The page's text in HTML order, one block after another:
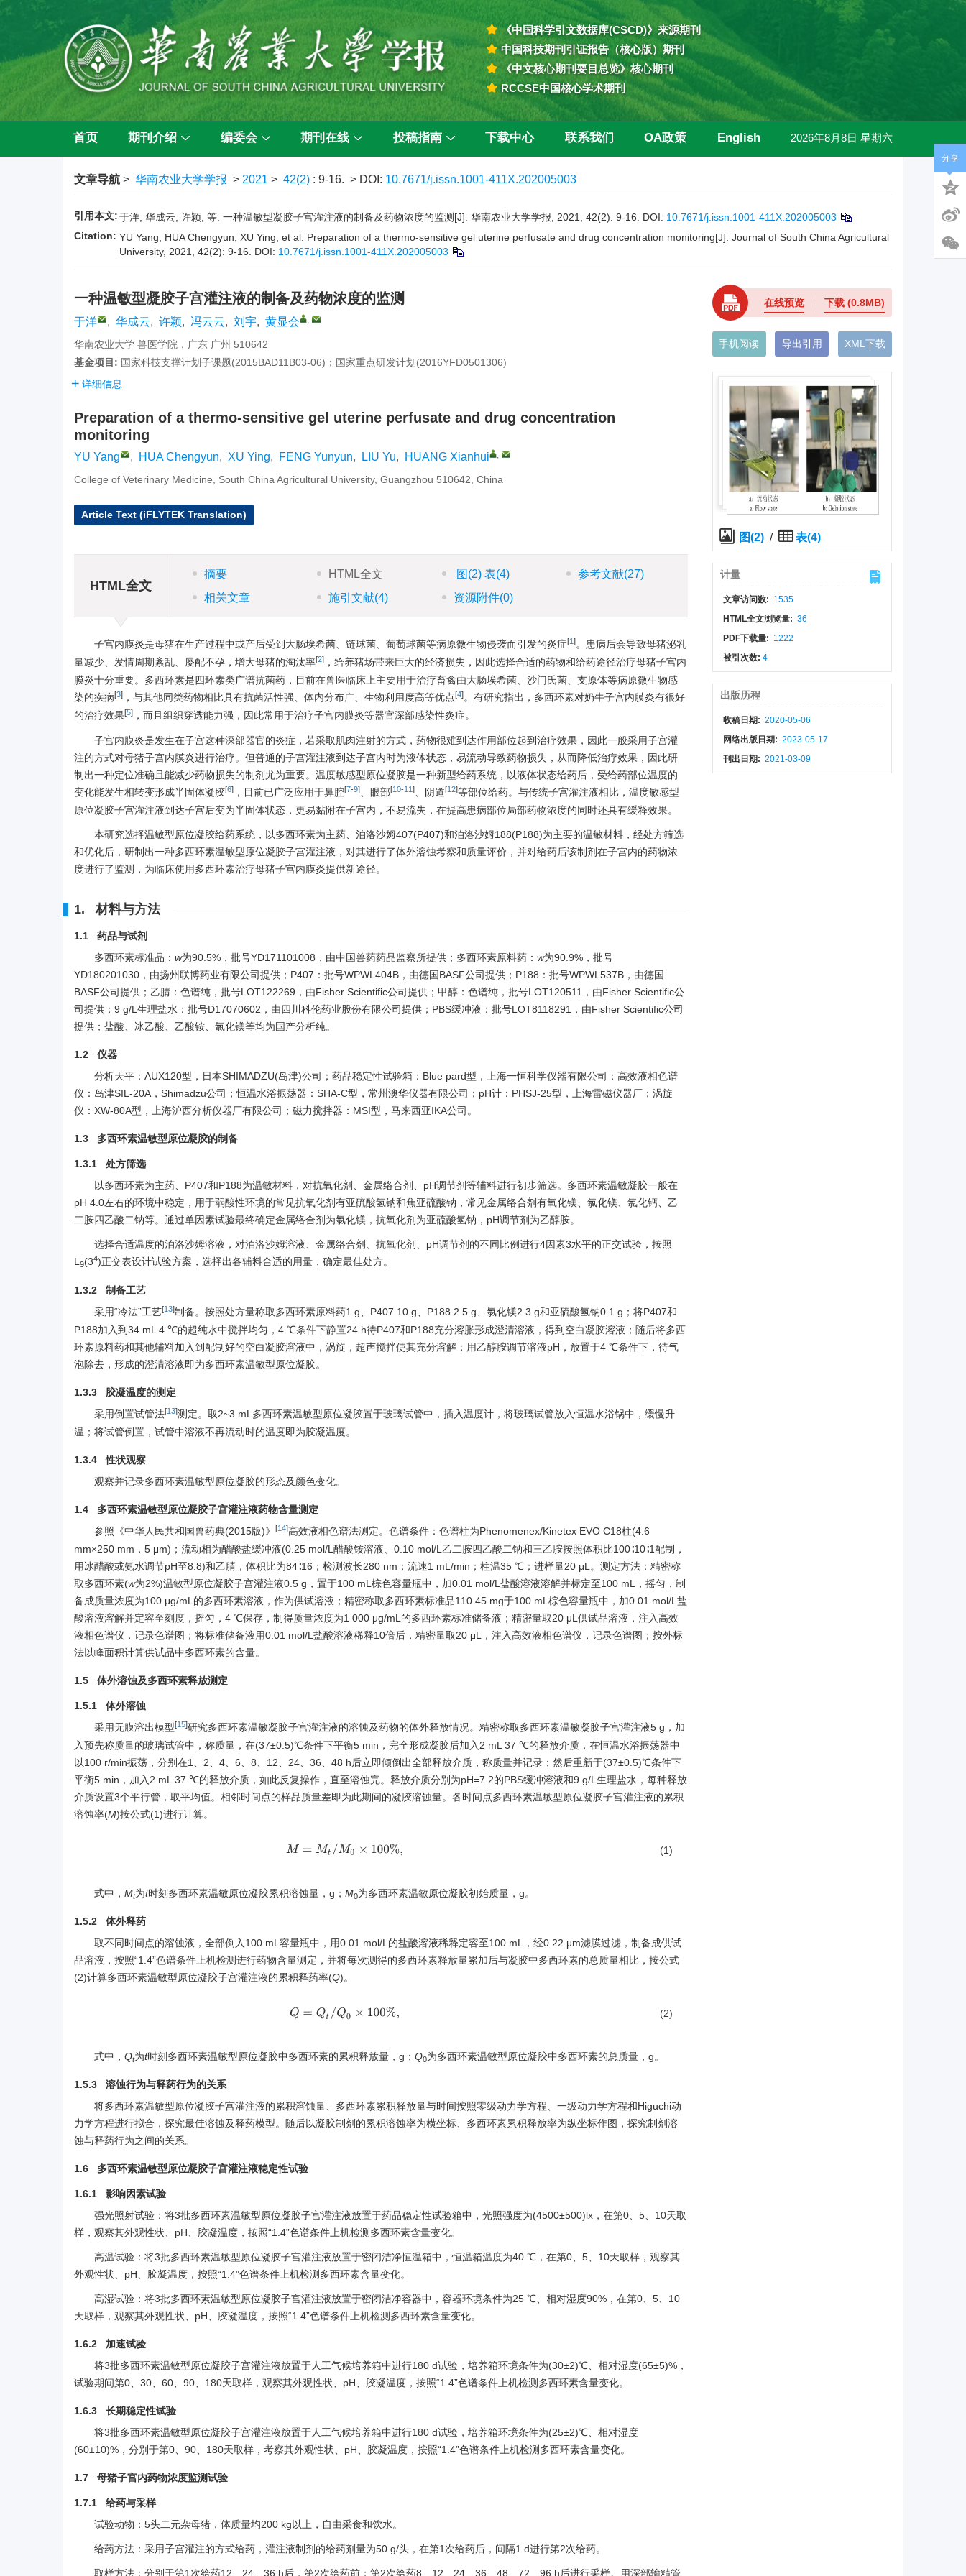
《中国科学引文数据库(CSCD)》来源期刊
中国科技期刊引证报告（核心版）期刊
《中文核心期刊要目总览》核心期刊
RCCSE中国核心学术期刊
首页 期刊介绍 编委会 期刊在线 投稿指南 下载中心 联系我们 OA政策 English 2026年8月8日 星期六
文章导航 > 华南农业大学学报 > 2021 > 42(2) : 9-16. > DOI: 10.7671/j.issn.1001-411X.202005003
引用本文:于洋, 华成云, 许颖, 等. 一种温敏型凝胶子宫灌注液的制备及药物浓度的监测[J]. 华南农业大学学报, 2021, 42(2): 9-16. DOI: 10.7671/j.issn.1001-411X.202005003
Citation: YU Yang, HUA Chengyun, XU Ying, et al. Preparation of a thermo-sensitive gel uterine perfusate and drug concentration monitoring[J]. Journal of South China Agricultural
University, 2021, 42(2): 9-16.
DOI: 10.7671/j.issn.1001-411X.202005003
一种温敏型凝胶子宫灌注液的制备及药物浓度的监测
于洋 , 华成云, 许颖, 冯云云, 刘宇, 黄显会 ,
华南农业大学 兽医学院，广东 广州 510642
基金项目: 国家科技支撑计划子课题(2015BAD11B03-06)；国家重点研发计划(2016YFD0501306)
详细信息
Preparation of a thermo-sensitive gel uterine perfusate and drug concentration
monitoring
YU Yang , HUA Chengyun, XU Ying, FENG Yunyun, LIU Yu, HUANG Xianhui ,
College of Veterinary Medicine, South China Agricultural University, Guangzhou 510642, China
Article Text (iFLYTEK Translation)
HTML全文
摘要 HTML全文 图 (2)表(4) 参考文献(27)
相关文章
施引文献(4) 资源附件(0)
子宫内膜炎是母猪在生产过程中或产后受到大肠埃希菌、链球菌、葡萄球菌等病原微生物侵袭而引发的炎症[1]。患病后会导致母猪泌乳
量减少、发情周期紊乱、屡配不孕，增大母猪的淘汰率[2] ，给养猪场带来巨大的经济损失，因此选择合适的药物和给药途径治疗母猪子宫内
膜炎十分重要。多西环素是四环素类广谱抗菌药，目前在兽医临床上主要用于治疗畜禽由大肠埃希菌、沙门氏菌、支原体等病原微生物感
染的疾病[3] ，与其他同类药物相比具有抗菌活性强、体内分布广、生物利用度高等优点[4]。有研究指出，多西环素对奶牛子宫内膜炎有很好
的治疗效果[5] ，而且组织穿透能力强，因此常用于治疗子宫内膜炎等器官深部感染性炎症。
子宫内膜炎是发生在子宫这种深部器官的炎症，若采取肌肉注射的方式，药物很难到达作用部位起到治疗效果，因此一般采用子宫灌
注的方式对母猪子宫内膜炎进行治疗。但普通的子宫灌注液到达子宫内时为液体状态，易流动导致药物损失，从而降低治疗效果，因此研
制出一种定位准确且能减少药物损失的制剂尤为重要。温度敏感型原位凝胶是一种新型给药系统，以液体状态给药后，受给药部位温度的
变化能发生相转变形成半固体凝胶[6] ，目前已广泛应用于鼻腔[7-9] 、眼部[10-11] 、阴道[12]等部位给药。与传统子宫灌注液相比，温度敏感型
原位凝胶子宫灌注液到达子宫后变为半固体状态，更易黏附在子宫内，不易流失，在提高患病部位局部药物浓度的同时还具有缓释效果。
本研究选择温敏型原位凝胶给药系统，以多西环素为主药、泊洛沙姆407(P407)和泊洛沙姆188(P188)为主要的温敏材料，经处方筛选
和优化后，研制出一种多西环素温敏型原位凝胶子宫灌注液，对其进行了体外溶蚀考察和质量评价，并对给药后该制剂在子宫内的药物浓
度进行了监测，为临床使用多西环素治疗母猪子宫内膜炎提供新途径。
1. 材料与方法
1.1 药品与试剂
多西环素标准品： w为90.5%，批号YD171101008，由中国兽药药品监察所提供；多西环素原料药： w为90.9%，批号
YD180201030，由扬州联博药业有限公司提供；P407：批号WPWL404B，由德国BASF公司提供；P188：批号WPWL537B，由德国
BASF公司提供；乙腈：色谱纯，批号LOT122269，由Fisher Scientific公司提供；甲醇：色谱纯，批号LOT120511，由Fisher Scientific公
司提供；9 g/L生理盐水：批号D17070602，由四川科伦药业股份有限公司提供；PBS缓冲液：批号LOT8118291，由Fisher Scientific公司
提供；盐酸、冰乙酸、乙酸铵、氯化镁等均为国产分析纯。
1.2 仪器
分析天平：AUX120型，日本SHIMADZU(岛津)公司；药品稳定性试验箱：Blue pard型，上海一恒科学仪器有限公司；高效液相色谱
仪：岛津SIL-20A，Shimadzu公司；恒温水浴振荡器：SHA-C型，常州澳华仪器有限公司；pH计：PHSJ-25型，上海雷磁仪器厂；涡旋
仪：XW-80A型，上海沪西分析仪器厂有限公司；磁力搅拌器：MSI型，马来西亚IKA公司。
1.3 多西环素温敏型原位凝胶的制备
1.3.1 处方筛选
以多西环素为主药、P407和P188为温敏材料，对抗氧化剂、金属络合剂、pH调节剂等辅料进行初步筛选。多西环素温敏凝胶一般在
pH 4.0左右的环境中稳定，用于弱酸性环境的常见抗氧化剂有亚硫酸氢钠和焦亚硫酸钠，常见金属络合剂有氧化镁、氯化镁、氯化钙、乙
二胺四乙酸二钠等。通过单因素试验最终确定金属络合剂为氯化镁，抗氧化剂为亚硫酸氢钠，pH调节剂为乙醇胺。
选择合适温度的泊洛沙姆溶液，对泊洛沙姆溶液、金属络合剂、抗氧化剂、pH调节剂的不同比例进行4因素3水平的正交试验，按照
L 9(34)正交表设计试验方案，选择出各辅料合适的用量，确定最佳处方。
1.3.2 制备工艺
采用“冷法”工艺[13]制备。按照处方量称取多西环素原料药1 g、P407 10 g、P188 2.5 g、氯化镁2.3 g和亚硫酸氢钠0.1 g；将P407和
P188加入到34 mL 4 ℃的超纯水中搅拌均匀，4 ℃条件下静置24 h待P407和P188充分溶胀形成澄清溶液，得到空白凝胶溶液；随后将多西
环素原料药和其他辅料加入到配制好的空白凝胶溶液中，涡旋，超声搅拌使其充分溶解；用乙醇胺调节溶液pH，放置于4 ℃条件下，待气
泡除去，形成的澄清溶液即为多西环素温敏型原位凝胶。
1.3.3 胶凝温度的测定
采用倒置试管法[13]测定。取2~3 mL多西环素温敏型原位凝胶置于玻璃试管中，插入温度计，将玻璃试管放入恒温水浴锅中，缓慢升
温；将试管倒置，试管中溶液不再流动时的温度即为胶凝温度。
1.3.4 性状观察
观察并记录多西环素温敏型原位凝胶的形态及颜色变化。
1.4 多西环素温敏型原位凝胶子宫灌注液药物含量测定
参照《中华人民共和国兽药典(2015版)》
[14]高效液相色谱法测定。色谱条件：色谱柱为Phenomenex/Kinetex EVO C18柱(4.6
mm×250 mm，5 μm)；流动相为醋酸盐缓冲液(0.25 mol/L醋酸铵溶液、0.10 mol/L乙二胺四乙酸二钠和三乙胺按照体积比100∶10∶1配制，
用冰醋酸或氨水调节pH至8.8)和乙腈，体积比为84∶16；检测波长280 nm；流速1 mL/min；柱温35 ℃；进样量20 μL。测定方法：精密称
取多西环素(w为2%)温敏型原位凝胶子宫灌注液0.5 g，置于100 mL棕色容量瓶中，加0.01 mol/L盐酸溶液溶解并标定至100 mL，摇匀，制
备成质量浓度为100 μg/mL的多西环素溶液，作为供试溶液；精密称取多西环素标准品110.45 mg于100 mL棕色容量瓶中，加0.01 mol/L盐
酸溶液溶解并定容至刻度，摇匀，4 ℃保存，制得质量浓度为1 000 μg/mL的多西环素标准储备液；精密量取20 μL供试品溶液，注入高效
液相色谱仪，记录色谱图；将标准储备液用0.01 mol/L盐酸溶液稀释10倍后，精密量取20 μL，注入高效液相色谱仪，记录色谱图；按外标
法以峰面积计算供试品中多西环素的含量。
1.5 体外溶蚀及多西环素释放测定
1.5.1 体外溶蚀
采用无膜溶出模型[15]研究多西环素温敏凝胶子宫灌注液的溶蚀及药物的体外释放情况。精密称取多西环素温敏凝胶子宫灌注液5 g，加
入预先称质量的玻璃试管中，称质量，在(37±0.5)℃条件下平衡5 min，完全形成凝胶后加入2 mL 37 ℃的释放介质，在恒温水浴振荡器中
以100 r/min振荡，分别在1、2、4、6、8、12、24、36、48 h后立即倾倒出全部释放介质，称质量并记录；然后重新于(37±0.5)℃条件下
平衡5 min，加入2 mL 37 ℃的释放介质，如此反复操作，直至溶蚀完。释放介质分别为pH=7.2的PBS缓冲溶液和9 g/L生理盐水，每种释放
介质设置3个平行管，取平均值。相邻时间点的样品质量差即为此期间的凝胶溶蚀量。各时间点多西环素温敏型原位凝胶子宫灌注液的累积
溶蚀率(M)按公式(1)进行计算。
M =Mt /M0× 100%, (1)
式中， Mt为t时刻多西环素温敏原位凝胶累积溶蚀量，g； M0为多西环素温敏原位凝胶初始质量，g。
1.5.2 体外释药
取不同时间点的溶蚀液，全部倒入100 mL容量瓶中，用0.01 mol/L的盐酸溶液稀释定容至100 mL，经0.22 μm滤膜过滤，制备成供试
品溶液，按照“1.4”色谱条件上机检测进行药物含量测定，并将每次测得的多西环素释放量累加后与凝胶中多西环素的总质量相比，按公式
(2)计算多西环素温敏型原位凝胶子宫灌注液的累积释药率(Q)。
Q =Qt /Q0× 100 %, (2)
式中， Qt为t时刻多西环素温敏型原位凝胶中多西环素的累积释放量，g； Q0为多西环素温敏型原位凝胶中多西环素的总质量，g。
1.5.3 溶蚀行为与释药行为的关系
将多西环素温敏型原位凝胶子宫灌注液的累积溶蚀量、多西环素累积释放量与时间按照零级动力学方程、一级动力学方程和Higuchi动
力学方程进行拟合，探究最佳溶蚀及释药模型。随后以凝胶制剂的累积溶蚀率为横坐标、多西环素累积释放率为纵坐标作图，探究制剂溶
蚀与释药行为之间的关系。
1.6 多西环素温敏型原位凝胶子宫灌注液稳定性试验
1.6.1 影响因素试验
强光照射试验：将3批多西环素温敏型原位凝胶子宫灌注液放置于药品稳定性试验箱中，光照强度为(4500±500)lx，在第0、5、10天取
样，观察其外观性状、pH、胶凝温度，按照“1.4”色谱条件上机检测多西环素含量变化。
高温试验：将3批多西环素温敏型原位凝胶子宫灌注液放置于密闭洁净恒温箱中，恒温箱温度为40 ℃，在第0、5、10天取样，观察其
外观性状、pH、胶凝温度，按照“1.4”色谱条件上机检测多西环素含量变化。
高湿试验：将3批多西环素温敏型原位凝胶子宫灌注液放置于密闭洁净容器中，容器环境条件为25 ℃、相对湿度90%，在第0、5、10
天取样，观察其外观性状、pH、胶凝温度，按照“1.4”色谱条件上机检测多西环素含量变化。
1.6.2 加速试验
将3批多西环素温敏型原位凝胶子宫灌注液放置于人工气候培养箱中进行180 d试验，培养箱环境条件为(30±2)℃、相对湿度(65±5)%，
试验期间第0、30、60、90、180天取样，观察其外观性状、pH、胶凝温度，按照“1.4”色谱条件上机检测多西环素含量变化。
1.6.3 长期稳定性试验
将3批多西环素温敏型原位凝胶子宫灌注液放置于人工气候培养箱中进行180 d试验，培养箱环境条件为(25±2)℃、相对湿度
(60±10)%，分别于第0、90、180天取样，考察其外观性状、pH、胶凝温度，按照“1.4”色谱条件上机检测多西环素含量变化。
1.7 母猪子宫内药物浓度监测试验
1.7.1 给药与采样
试验动物：5头二元杂母猪，体质量均200 kg以上，自由采食和饮水。
给药方法：采用子宫灌注的方式给药，灌注液制剂的给药剂量为50 g/头，在第1次给药后，间隔1 d进行第2次给药。
取样方法：分别于第1次给药12、24、36 h后，第2次给药前；第2次给药8、12、24、36、48、72、96 h后进行采样。用深部输精管
在线预览 下载 (0.8MB)
手机阅读 导出引用 XML下载
图(2)/ 表(4)
计量
文章访问数: 1535
HTML全文浏览量: 36
PDF下载量: 1222
被引次数: 4
出版历程
收稿日期: 2020-05-06
网络出版日期: 2023-05-17
刊出日期: 2021-03-09
分享